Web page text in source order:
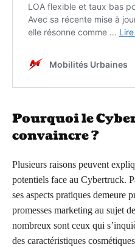
Pourquoi le
convaincre ?
Plusieurs raisons peuvent
potentiels face au Cybertruck.
ses aspects pratiques demeure
promesses marketing au sujet
nombreux sont ceux qui
des caractéristiques